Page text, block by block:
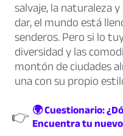
salvaje, la naturaleza
dar, el mundo está
senderos. Pero si lo
diversidad y las
montón de ciudades
una con su propio
👉 🌍 Cuestionario:
Encuentra tu